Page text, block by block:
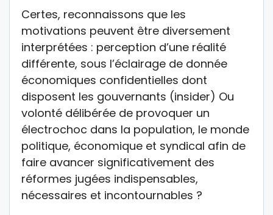
Certes, reconnaissons que les
motivations peuvent être diversement
interprétées : perception d’une réalité
différente, sous l’éclairage de donnée
économiques confidentielles dont
disposent les gouvernants (insider) Ou
volonté délibérée de provoquer un
électrochoc dans la population, le monde
politique, économique et syndical afin de
faire avancer significativement des
réformes jugées indispensables,
nécessaires et incontournables ?